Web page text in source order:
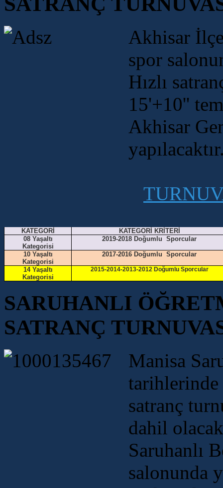
Akhisar
spor
Hızlı
15'+10''
Akhisar
KATEGORİ
KATEGORİ KRİTERİ
08 Yaşaltı
Kategorisi
2019-2018 Doğumlu Sporcular
10 Yaşaltı
Kategorisi
2017-2016 Doğumlu Sporcular
14 Yaşaltı
Kategorisi
2015-2014-2013-2012 Doğumlu Sporcular
SARUHANLI
SATRANÇ
Manisa
tarihlerinde
satranç
dahil
Saruhanlı
salonunda